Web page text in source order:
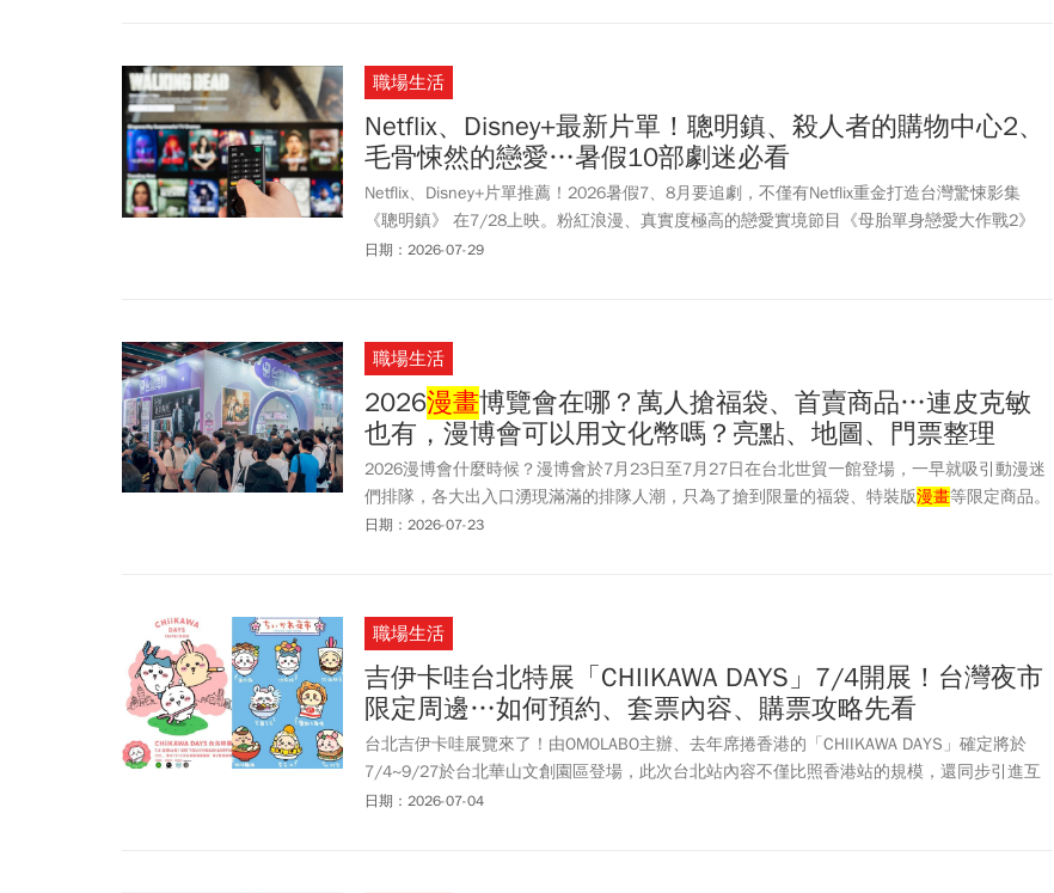
文博會六大展區、空間地圖、交通資訊、常見問題一次整理！
職場生活
Netflix、Disney+最新片單！聰明鎮、殺人者的購物中心2、
毛骨悚然的戀愛…暑假10部劇迷必看
Netflix、Disney+片單推薦！2026暑假7、8月要追劇，不僅有Netflix重金打造台灣驚悚影集
《聰明鎮》 在7/28上映。粉紅浪漫、真實度極高的戀愛實境節目《母胎單身戀愛大作戰2》
7/7強勢回歸。上線後截至7月第3週，已登上「TV-OTT非戲劇話題性第1名」。至於Disney+ 在
日期：2026-07-29
職場生活
2026漫畫博覽會在哪？萬人搶福袋、首賣商品…連皮克敏
也有，漫博會可以用文化幣嗎？亮點、地圖、門票整理
2026漫博會什麼時候？漫博會於7月23日至7月27日在台北世貿一館登場，一早就吸引動漫迷
們排隊，各大出入口湧現滿滿的排隊人潮，只為了搶到限量的福袋、特裝版漫畫等限定商品。
今年適逢漫博會25周年，匯集逾120家廠商、超過1200個攤位，主辦方更推出5天人潮有機會
日期：2026-07-23
職場生活
吉伊卡哇台北特展「CHIIKAWA DAYS」7/4開展！台灣夜市
限定周邊…如何預約、套票內容、購票攻略先看
台北吉伊卡哇展覽來了！由OMOLABO主辦、去年席捲香港的「CHIIKAWA DAYS」確定將於
7/4~9/27於台北華山文創園區登場，此次台北站內容不僅比照香港站的規模，還同步引進互
動裝置、還原漫畫
日期：2026-07-04